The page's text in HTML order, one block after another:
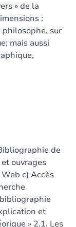
» de la
:
philosophe, sur
mais aussi
de
ouvrages
c) Accès
et
» 2.1. Les